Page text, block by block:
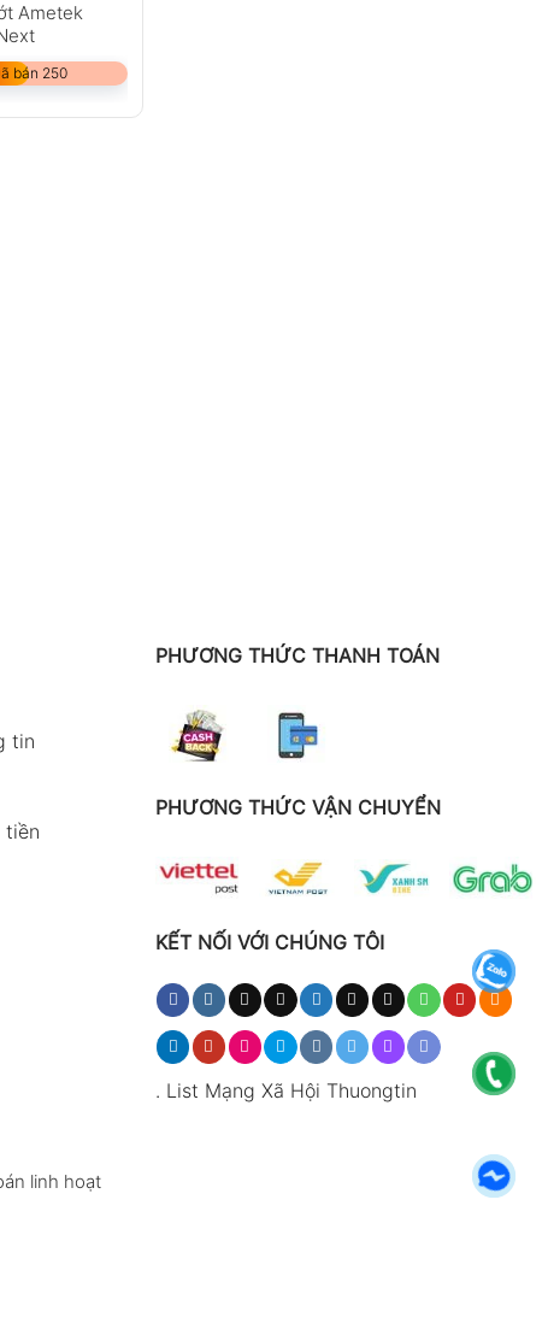
Ametek
bán 250
tin
tiền
PHƯƠNG THỨC THANH TOÁN
PHƯƠNG THỨC VẬN CHUYỂN
KẾT NỐI VỚI CHÚNG TÔI
. List Mạng Xã Hội Thuongtin
linh hoạt